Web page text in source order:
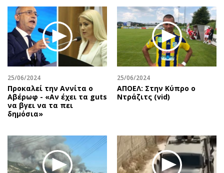
25/06/2024
Προκαλεί την Αννίτα ο
Αβέρωφ - «Αν έχει τα guts
να βγει να τα πει
δημόσια»
25/06/2024
ΑΠΟΕΛ: Στην Κύπρο ο
Ντράζιτς (vid)